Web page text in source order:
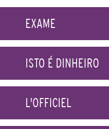
EXAME
ISTO É DINHEIRO
L'OFFICIEL